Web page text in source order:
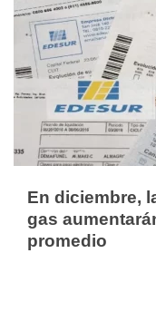
En diciembre,
gas
promedio